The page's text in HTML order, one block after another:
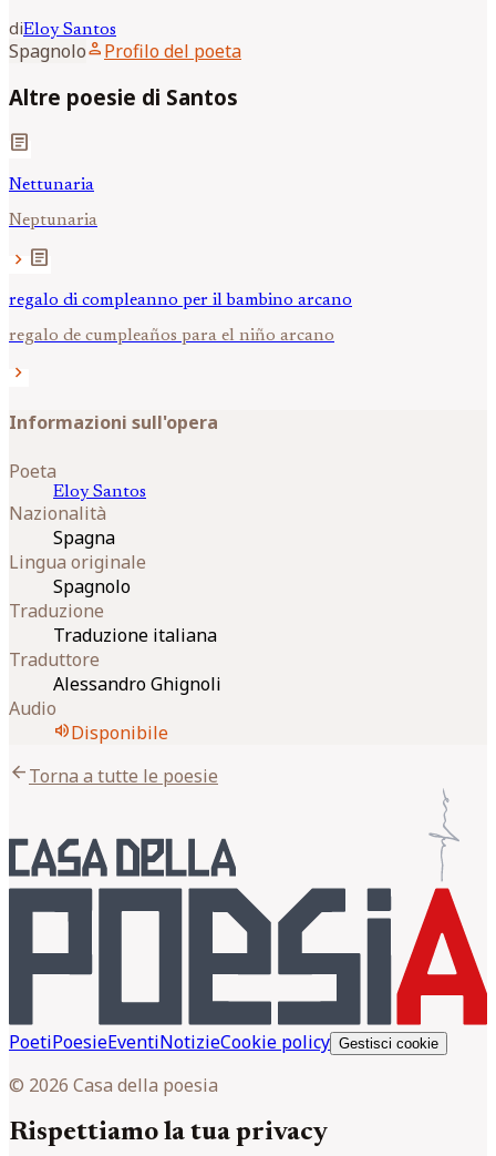
diEloy Santos
Spagnoloperson Profilo del poeta
Altre poesie di Santos
article
Nettunaria
Neptunaria
chevron_right article
regalo di compleanno per il bambino arcano
regalo de cumpleaños para el niño arcano
chevron_right
Informazioni sull'opera
Poeta
Eloy Santos
Nazionalità
Spagna
Lingua originale
Spagnolo
Traduzione
Traduzione italiana
Traduttore
Alessandro Ghignoli
Audio
volume_upDisponibile
arrow_backTorna a tutte le poesie
PoetiPoesieEventiNotizieCookie policy Gestisci cookie
© 2026 Casa della poesia
Rispettiamo la tua privacy